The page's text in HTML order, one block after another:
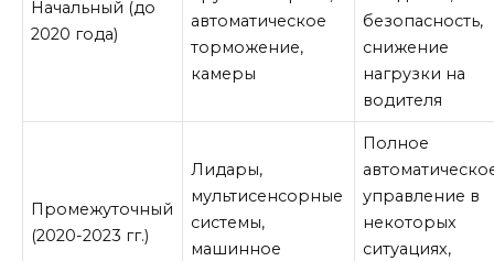
Начальный (до
2020 года)
автоматическое
торможение,
камеры
безопасность,
снижение
нагрузки на
водителя
Промежуточный
(2020-2023 гг.)
Лидары,
мультисенсорные
системы,
машинное
Полное
управление в
некоторых
ситуациях,